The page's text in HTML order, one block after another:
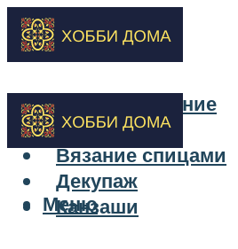
Бисероплетение
Вышивка
Вязание спицами
Декупаж
Канзаши
Меню